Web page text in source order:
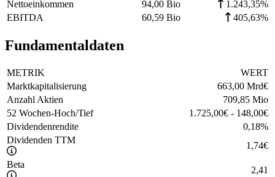
Nettoeinkommen
94,00 Bio
1.243,35%
EBITDA
60,59 Bio 405,63%
Fundamentaldaten
METRIK
WERT
Marktkapitalisierung
663,00 Mrd€
Anzahl Aktien
709,85 Mio
52 Wochen-Hoch/Tief
1.725,00€ - 148,00€
Dividendenrendite
0,18%
Dividenden TTM
1,74€
Beta
2,41